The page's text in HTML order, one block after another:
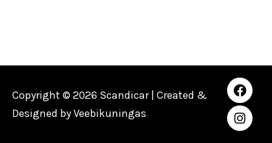
Copyright © 2026 Scandicar | Created &
Designed byVeebikuningas